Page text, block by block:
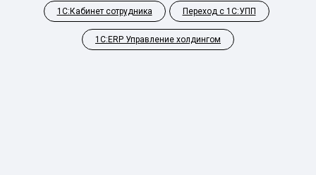
1С:Кабинет сотрудника Переход с 1С:УПП
1С:ERP Управление холдингом